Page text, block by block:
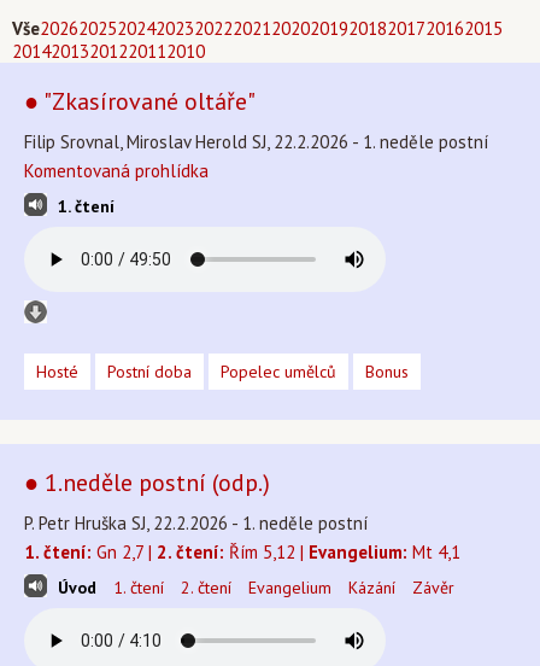
Vše202620252024202320222021202020192018201720162015
20142013201220112010
● "Zkasírované oltáře"
Filip Srovnal, Miroslav Herold SJ, 22.2.2026 - 1. neděle postní
Komentovaná prohlídka
1. čtení
Hosté Postní doba Popelec umělců Bonus
● 1.neděle postní (odp.)
P. Petr Hruška SJ, 22.2.2026 - 1. neděle postní
1. čtení: Gn 2,7 | 2. čtení: Řím 5,12 | Evangelium: Mt 4,1
Úvod 1. čtení 2. čtení Evangelium Kázání Závěr